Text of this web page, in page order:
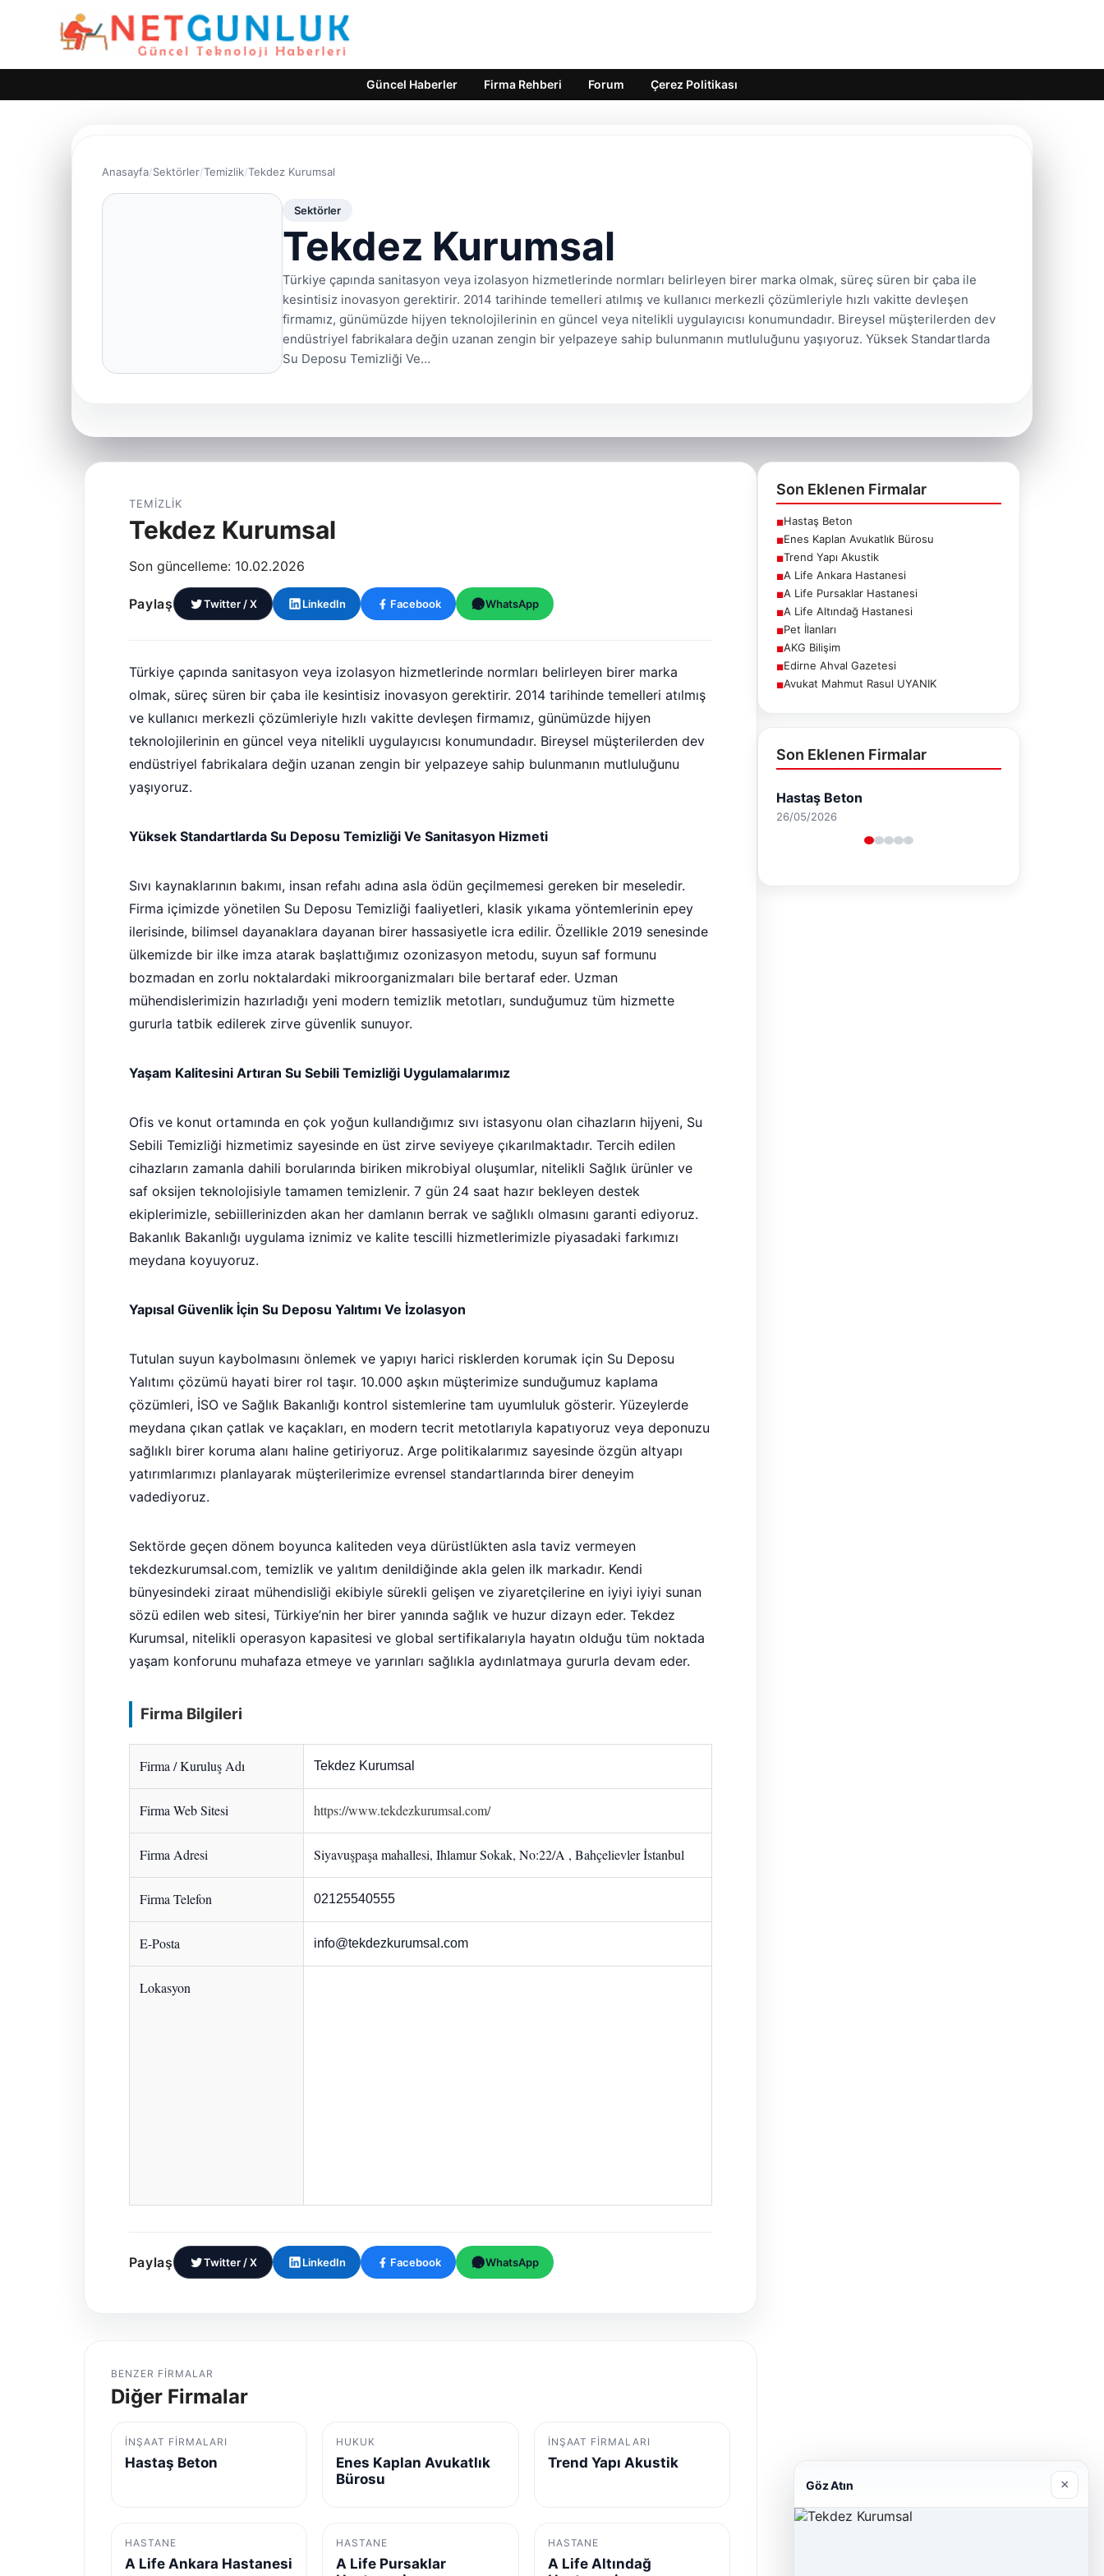
Güncel Haberler Firma Rehberi Forum Çerez Politikası
Anasayfa Sektörler Temizlik Tekdez Kurumsal
Sektörler
Tekdez Kurumsal
Türkiye çapında sanitasyon veya izolasyon hizmetlerinde normları belirleyen birer marka olmak, süreç süren bir çaba ile
kesintisiz inovasyon gerektirir. 2014 tarihinde temelleri atılmış ve kullanıcı merkezli çözümleriyle hızlı vakitte devleşen
firmamız, günümüzde hijyen teknolojilerinin en güncel veya nitelikli uygulayıcısı konumundadır. Bireysel müşterilerden dev
endüstriyel fabrikalara değin uzanan zengin bir yelpazeye sahip bulunmanın mutluluğunu yaşıyoruz. Yüksek Standartlarda
Su Deposu Temizliği Ve…
TEMIZLIK
Tekdez Kurumsal
Son güncelleme: 10.02.2026
Paylaş Twitter / X LinkedIn Facebook WhatsApp
Türkiye çapında sanitasyon veya izolasyon hizmetlerinde normları belirleyen birer marka
olmak, süreç süren bir çaba ile kesintisiz inovasyon gerektirir. 2014 tarihinde temelleri atılmış
ve kullanıcı merkezli çözümleriyle hızlı vakitte devleşen firmamız, günümüzde hijyen
teknolojilerinin en güncel veya nitelikli uygulayıcısı konumundadır. Bireysel müşterilerden dev
endüstriyel fabrikalara değin uzanan zengin bir yelpazeye sahip bulunmanın mutluluğunu
yaşıyoruz.
Yüksek Standartlarda Su Deposu Temizliği Ve Sanitasyon Hizmeti
Sıvı kaynaklarının bakımı, insan refahı adına asla ödün geçilmemesi gereken bir meseledir.
Firma içimizde yönetilen Su Deposu Temizliği faaliyetleri, klasik yıkama yöntemlerinin epey
ilerisinde, bilimsel dayanaklara dayanan birer hassasiyetle icra edilir. Özellikle 2019 senesinde
ülkemizde bir ilke imza atarak başlattığımız ozonizasyon metodu, suyun saf formunu
bozmadan en zorlu noktalardaki mikroorganizmaları bile bertaraf eder. Uzman
mühendislerimizin hazırladığı yeni modern temizlik metotları, sunduğumuz tüm hizmette
gururla tatbik edilerek zirve güvenlik sunuyor.
Yaşam Kalitesini Artıran Su Sebili Temizliği Uygulamalarımız
Ofis ve konut ortamında en çok yoğun kullandığımız sıvı istasyonu olan cihazların hijyeni, Su
Sebili Temizliği hizmetimiz sayesinde en üst zirve seviyeye çıkarılmaktadır. Tercih edilen
cihazların zamanla dahili borularında biriken mikrobiyal oluşumlar, nitelikli Sağlık ürünler ve
saf oksijen teknolojisiyle tamamen temizlenir. 7 gün 24 saat hazır bekleyen destek
ekiplerimizle, sebiillerinizden akan her damlanın berrak ve sağlıklı olmasını garanti ediyoruz.
Bakanlık Bakanlığı uygulama iznimiz ve kalite tescilli hizmetlerimizle piyasadaki farkımızı
meydana koyuyoruz.
Yapısal Güvenlik İçin Su Deposu Yalıtımı Ve İzolasyon
Tutulan suyun kaybolmasını önlemek ve yapıyı harici risklerden korumak için Su Deposu
Yalıtımı çözümü hayati birer rol taşır. 10.000 aşkın müşterimize sunduğumuz kaplama
çözümleri, İSO ve Sağlık Bakanlığı kontrol sistemlerine tam uyumluluk gösterir. Yüzeylerde
meydana çıkan çatlak ve kaçakları, en modern tecrit metotlarıyla kapatıyoruz veya deponuzu
sağlıklı birer koruma alanı haline getiriyoruz. Arge politikalarımız sayesinde özgün altyapı
yatırımlarımızı planlayarak müşterilerimize evrensel standartlarında birer deneyim
vadediyoruz.
Sektörde geçen dönem boyunca kaliteden veya dürüstlükten asla taviz vermeyen
tekdezkurumsal.com, temizlik ve yalıtım denildiğinde akla gelen ilk markadır. Kendi
bünyesindeki ziraat mühendisliği ekibiyle sürekli gelişen ve ziyaretçilerine en iyiyi iyiyi sunan
sözü edilen web sitesi, Türkiye’nin her birer yanında sağlık ve huzur dizayn eder. Tekdez
Kurumsal, nitelikli operasyon kapasitesi ve global sertifikalarıyla hayatın olduğu tüm noktada
yaşam konforunu muhafaza etmeye ve yarınları sağlıkla aydınlatmaya gururla devam eder.
Firma Bilgileri
Firma / Kuruluş Adı Tekdez Kurumsal
Firma Web Sitesi https://www.tekdezkurumsal.com/
Firma Adresi Siyavuşpaşa mahallesi, Ihlamur Sokak, No:22/A , Bahçelievler İstanbul
Firma Telefon 02125540555
E-Posta info@tekdezkurumsal.com
Lokasyon
Paylaş Twitter / X LinkedIn Facebook WhatsApp
BENZER FIRMALAR
Diğer Firmalar
İNŞAAT FIRMALARI
Hastaş Beton
HUKUK
Enes Kaplan Avukatlık
Bürosu
İNŞAAT FIRMALARI
Trend Yapı Akustik
HASTANE
A Life Ankara Hastanesi
HASTANE
A Life Pursaklar
HASTANE
A Life Altındağ
Son Eklenen Firmalar
■Hastaş Beton
■Enes Kaplan Avukatlık Bürosu
■Trend Yapı Akustik
■A Life Ankara Hastanesi
■A Life Pursaklar Hastanesi
■A Life Altındağ Hastanesi
■Pet İlanları
■AKG Bilişim
■Edirne Ahval Gazetesi
■Avukat Mahmut Rasul UYANIK
Son Eklenen Firmalar
Enes Kaplan Avukatlık Bürosu
28/04/2026
Göz Atın ×